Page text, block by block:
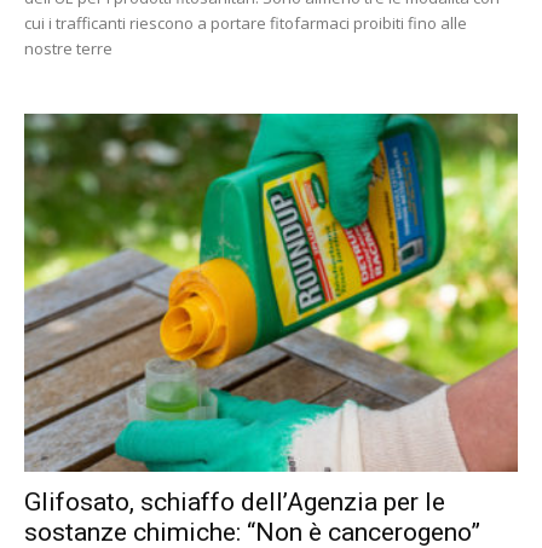
cui i trafficanti riescono a portare fitofarmaci proibiti fino alle
nostre terre
Glifosato, schiaffo dell’Agenzia per le
sostanze chimiche: “Non è cancerogeno”